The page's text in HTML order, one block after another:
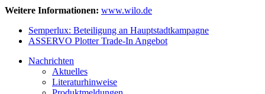
Weitere Informationen: www.wilo.de
Semperlux: Beteiligung an Hauptstadtkampagne
ASSERVO Plotter Trade-In Angebot
Nachrichten
Aktuelles
Literaturhinweise